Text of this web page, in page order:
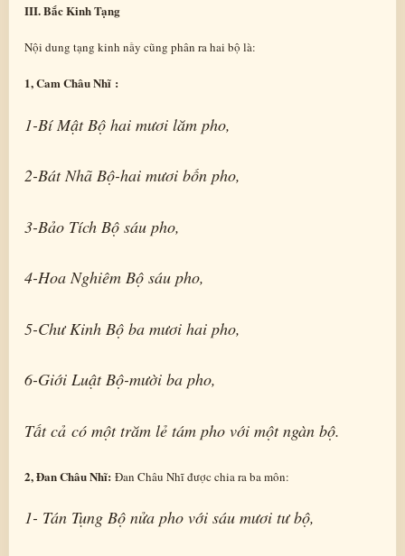
III. Bắc Kinh Tạng
Nội dung tạng kinh nầy cũng phân ra hai bộ là:
1, Cam Châu Nhĩ :
1-Bí Mật Bộ hai mươi lăm pho,
2-Bát Nhã Bộ-hai mươi bốn pho,
3-Bảo Tích Bộ sáu pho,
4-Hoa Nghiêm Bộ sáu pho,
5-Chư Kinh Bộ ba mươi hai pho,
6-Giới Luật Bộ-mười ba pho,
Tất cả có một trăm lẻ tám pho với một ngàn bộ.
2, Đan Châu Nhĩ: Đan Châu Nhĩ được chia ra ba môn:
1- Tán Tụng Bộ nửa pho với sáu mươi tư bộ,